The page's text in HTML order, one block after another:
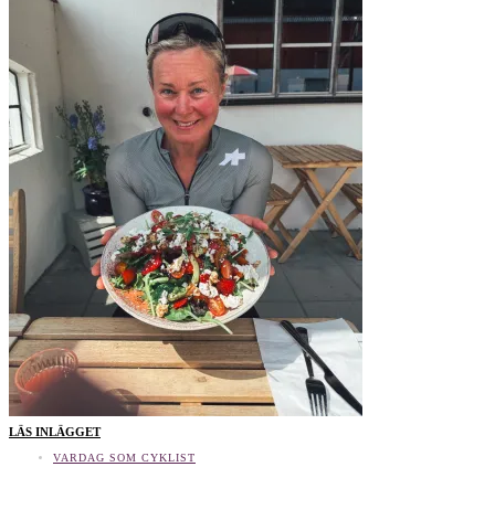
LÄS INLÄGGET
VARDAG SOM CYKLIST